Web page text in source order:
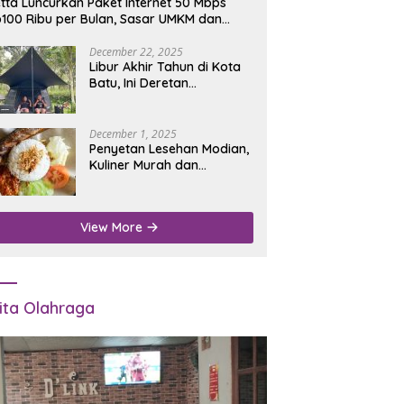
Ribu per Bulan, Sasar UMKM dan
December 22, 2025
Libur Akhir Tahun di Kota
Batu, Ini Deretan
December 1, 2025
Penyetan Lesehan Modian,
Kuliner Murah dan
Nganjuk
View More
Olahraga